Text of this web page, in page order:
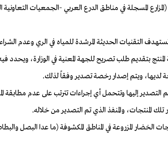
المسجلة في مناطق الدرع العربي -الجمعيات
بتقديم طلب تصريح للجهة المعنية في الوزارة، ويحدد
لديها، ويتم إصدار رخصة تصدير وفقاً لذلك.
الخضار المزروعة في المناطق المكشوفة (ما عدا البصل